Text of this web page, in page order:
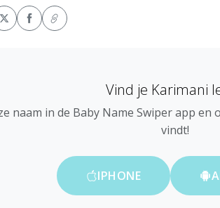
Vind je Karimani
naam in de Baby Name Swiper app
vindt!
IPHONE